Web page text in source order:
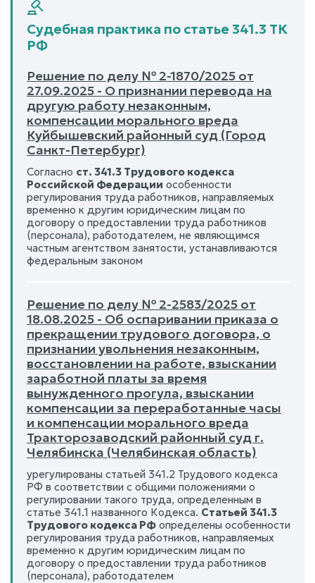
Судебная практика по статье 341.3 ТК
РФ
Решение по делу № 2-1870/2025 от
27.09.2025 - О признании перевода на
другую работу незаконным,
компенсации морального вреда
Куйбышевский районный суд (Город
Санкт-Петербург)
Согласно ст. 341.3 Трудового кодекса
Российской Федерации особенности
регулирования труда работников, направляемых
временно к другим юридическим лицам по
договору о предоставлении труда работников
(персонала), работодателем, не являющимся
частным агентством занятости, устанавливаются
федеральным законом
Решение по делу № 2-2583/2025 от
18.08.2025 - Об оспаривании приказа о
прекращении трудового договора, о
признании увольнения незаконным,
восстановлении на работе, взыскании
заработной платы за время
вынужденного прогула, взыскании
компенсации за переработанные часы
и компенсации морального вреда
Тракторозаводский районный суд г.
Челябинска (Челябинская область)
урегулированы статьей 341.2 Трудового кодекса
РФ в соответствии с общими положениями о
регулировании такого труда, определенным в
статье 341.1 названного Кодекса. Статьей 341.3
Трудового кодекса РФ определены особенности
регулирования труда работников, направляемых
временно к другим юридическим лицам по
договору о предоставлении труда работников
(персонала), работодателем